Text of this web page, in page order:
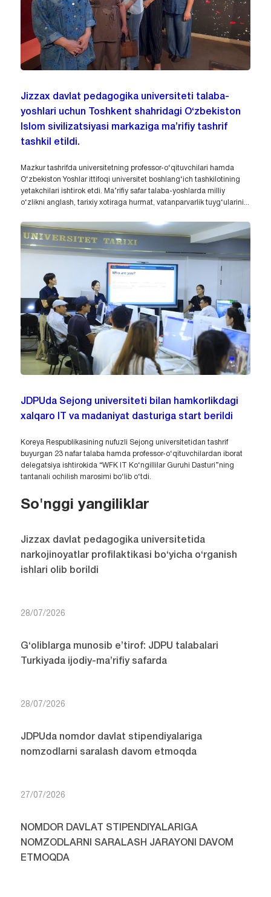
Jizzax davlat pedagogika universiteti talaba-
yoshlari uchun Toshkent shahridagi O‘zbekiston
Islom sivilizatsiyasi markaziga ma’rifiy tashrif
tashkil etildi.
Mazkur tashrifda universitetning professor-o‘qituvchilari hamda
O‘zbekiston Yoshlar ittifoqi universitet boshlang‘ich tashkilotining
yetakchilari ishtirok etdi. Ma’rifiy safar talaba-yoshlarda milliy
o‘zlikni anglash, tarixiy xotiraga hurmat, vatanparvarlik tuyg‘ularini...
JDPUda Sejong universiteti bilan hamkorlikdagi
xalqaro IT va madaniyat dasturiga start berildi
Koreya Respublikasining nufuzli Sejong universitetidan tashrif
buyurgan 23 nafar talaba hamda professor-o‘qituvchilardan iborat
delegatsiya ishtirokida “WFK IT Ko‘ngillilar Guruhi Dasturi”ning
tantanali ochilish marosimi bo‘lib o‘tdi.
So'nggi yangiliklar
Jizzax davlat pedagogika universitetida
narkojinoyatlar profilaktikasi bo‘yicha o‘rganish
ishlari olib borildi
28/07/2026
G‘oliblarga munosib e’tirof: JDPU talabalari
Turkiyada ijodiy-ma’rifiy safarda
28/07/2026
JDPUda nomdor davlat stipendiyalariga
nomzodlarni saralash davom etmoqda
27/07/2026
NOMDOR DAVLAT STIPENDIYALARIGA
NOMZODLARNI SARALASH JARAYONI DAVOM
ETMOQDA